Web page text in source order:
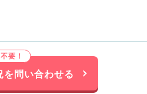
を問い合わせる